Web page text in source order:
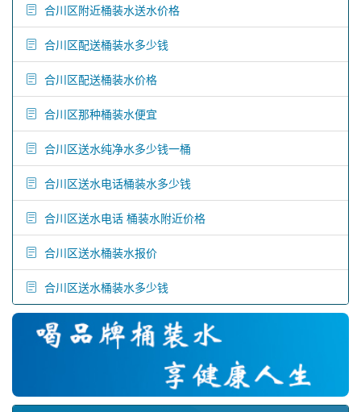
合川区附近桶装水送水价格
合川区配送桶装水多少钱
合川区配送桶装水价格
合川区那种桶装水便宜
合川区送水纯净水多少钱一桶
合川区送水电话桶装水多少钱
合川区送水电话 桶装水附近价格
合川区送水桶装水报价
合川区送水桶装水多少钱